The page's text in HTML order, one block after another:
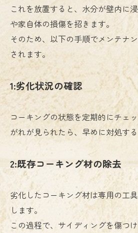
これを放置すると、水分が壁内に
や家自体の損傷を招きます。
そのため、以下の手順でメンテナ
されます。
1:劣化状況の確認
コーキングの状態を定期的にチェ
がれが見られたら、早めに対処す
2:既存コーキング材の除去
劣化したコーキング材は専用の工
します。
この過程で、サイディングを傷つ